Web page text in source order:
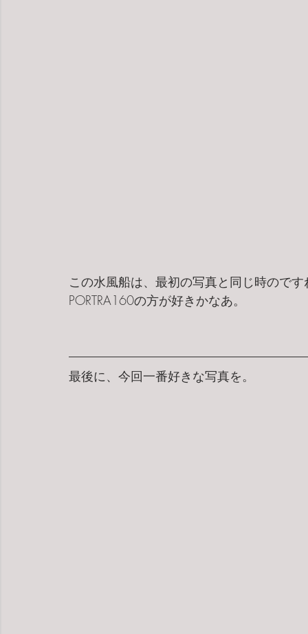
この水風船は、最初の写真と同じ時ので
PORTRA160の方が好きかなあ。
最後に、今回一番好きな写真を。